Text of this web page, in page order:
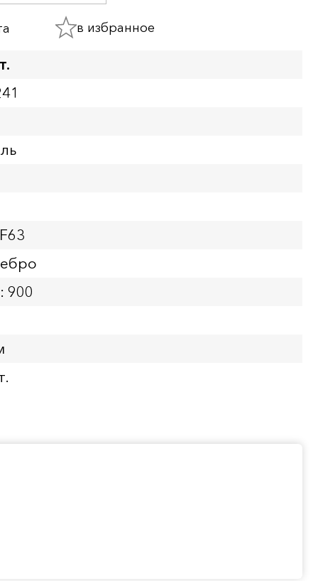
в избранное
900